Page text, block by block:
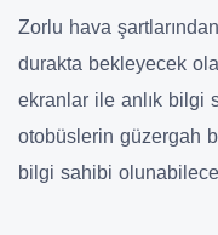
Zorlu hava
durakta bekleyecek
ekranlar ile anlık bilgi
otobüslerin güzergah
bilgi sahibi